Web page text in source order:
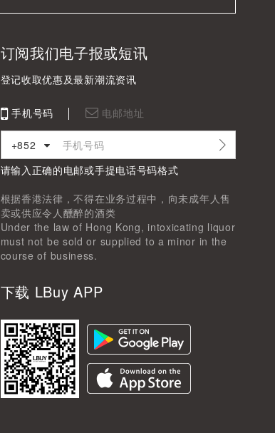
订阅我们电子报或短讯
登记收取优惠及最新潮流资讯
手机号码 电邮地址
+852
请输入正确的电邮或手提电话号码格式
根据香港法律，不得在业务过程中，向未成年人售
卖或供应令人醺醉的酒类
Under the law of Hong Kong, intoxicating liquor
must not be sold or supplied to a minor in the
course of business.
下载 LBuy APP